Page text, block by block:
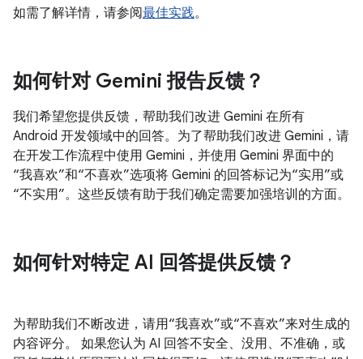
如需了解详情，请参阅最佳实践。
如何针对 Gemini 报告反馈？
我们希望您提供反馈，帮助我们改进 Gemini 在所有
Android 开发领域中的回答。为了帮助我们改进 Gemini，请
在开发工作流程中使用 Gemini，并使用 Gemini 界面中的
“我喜欢”和“不喜欢”选项将 Gemini 的回答标记为“实用”或
“不实用”。这些反馈有助于我们确定需要加强培训的方面。
如何针对特定 AI 回答提供反馈？
为帮助我们不断改进，请用“我喜欢”或“不喜欢”来对生成的
内容评分。 如果您认为 AI 回答不安全、没用、不准确，或